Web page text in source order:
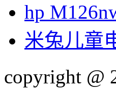
hp
米兔儿童
copyright @